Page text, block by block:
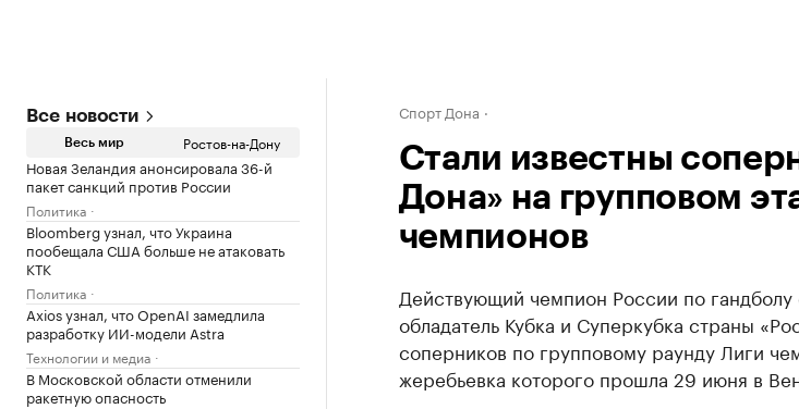
Все новости
Весь мир Ростов-на-Дону
Новая Зеландия анонсировала 36-й
пакет санкций против России
Политика
Bloomberg узнал, что Украина
пообещала США больше не атаковать
КТК
Политика
Axios узнал, что OpenAI замедлила
разработку ИИ-модели Astra
Технологии и медиа
В Московской области отменили
ракетную опасность
Спорт Дона
Стали известны
Дона» на групповом
чемпионов
Действующий чемпион России по
обладатель Кубка и Суперкубка страны
соперников по групповому раунду Лиги
жеребьевка которого прошла 29 июня в